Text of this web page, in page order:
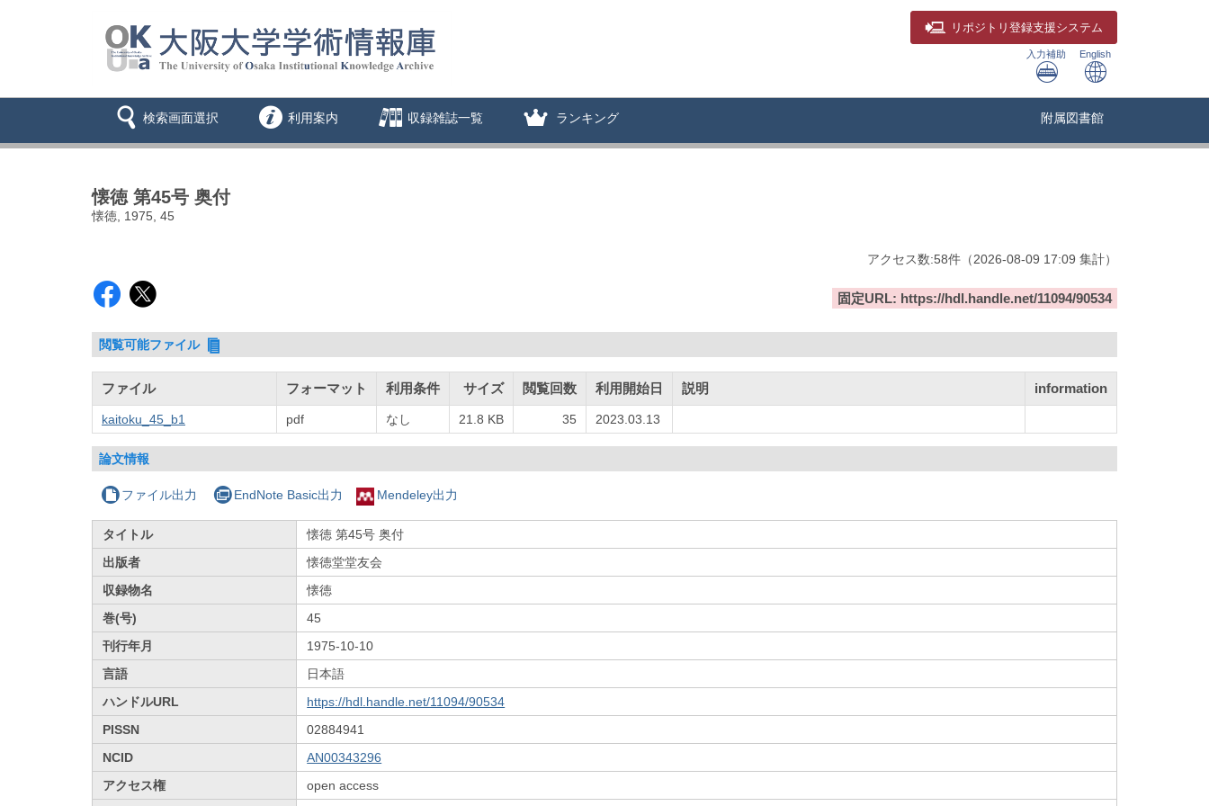
リポジトリ 登録支援システム
入力補助 English
検索画面選択 利用案内 収録雑誌一覧 ランキング 附属図書館
懐徳 第45号 奥付
懐徳, 1975, 45
アクセス数:58件 （2026-08-09 17:09 集計）
固定URL: https://hdl.handle.net/11094/90534
閲覧可能ファイル
ファイル フォーマット 利用条件 サイズ 閲覧回数 利用開始日 説明 information
kaitoku_45_b1 pdf なし 21.8 KB 35 2023.03.13
論文情報
ファイル出力 EndNote Basic出力 Mendeley出力
タイトル
懐徳 第45号 奥付
出版者
懐徳堂堂友会
収録物名
懐徳
巻(号)
45
刊行年月
1975-10-10
言語
日本語
ハンドルURL
https://hdl.handle.net/11094/90534
PISSN
02884941
NCID
AN00343296
アクセス権
open access